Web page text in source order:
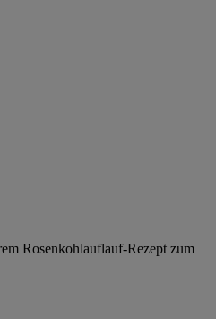
Rosenkohlauflauf-Rezept zum